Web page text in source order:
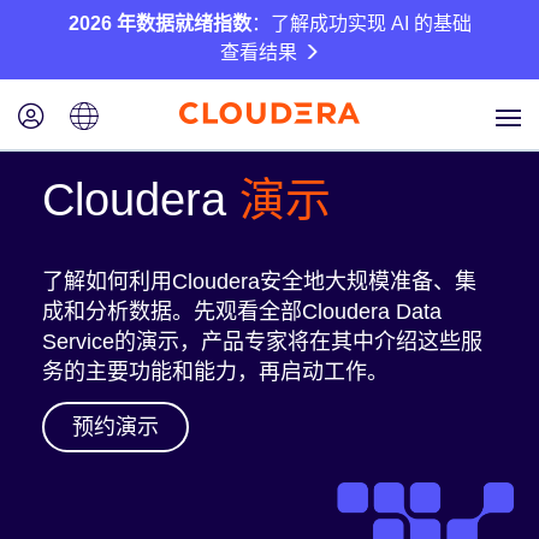
2026 年数据就绪指数：了解成功实现 AI 的基础
查看结果
Cloudera演示
了解如何利用Cloudera安全地大规模准备、集
成和分析数据。先观看全部Cloudera Data
Service的演示，产品专家将在其中介绍这些服
务的主要功能和能力，再启动工作。
预约演示